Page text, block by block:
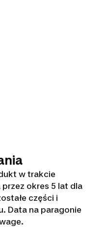
w trakcie
okres 5 lat dla
części i
Data na paragonie